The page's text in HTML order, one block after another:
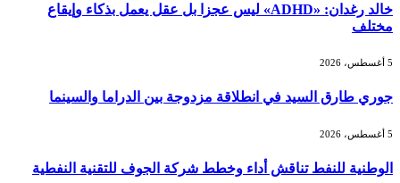
خالد رغدان: «ADHD» ليس عجزا بل عقل يعمل بذكاء وإيقاع
مختلف
جوري طارق السيد في انطلاقة مزدوجة بين الدراما والسينما
الوطنية للنفط تناقش أداء وخطط شركة الجوف للتقنية النفطية